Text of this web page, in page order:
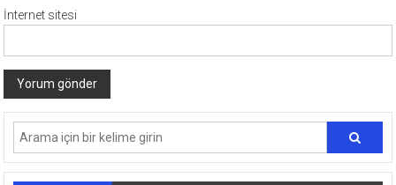
İnternet sitesi